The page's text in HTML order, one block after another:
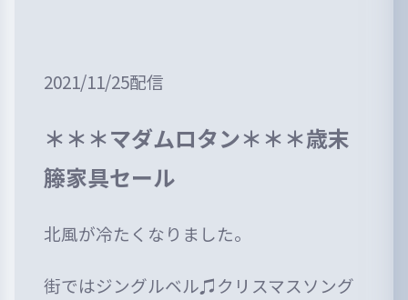
2021/11/25配信
＊＊＊マダムロタン＊＊＊歳末
籐家具セール
北風が冷たくなりました。
街ではジングルベル♫クリスマスソング